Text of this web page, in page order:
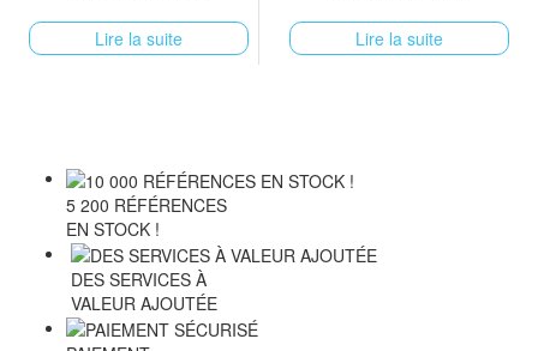
Lire la suite Lire la suite
5 200 RÉFÉRENCES
EN STOCK !
DES SERVICES À
VALEUR AJOUTÉE